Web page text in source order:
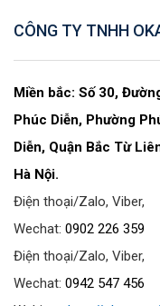
CÔNG TY TNHH
Miền bắc: Số 30,
Phúc Diễn, Phường
Diễn, Quận Bắc Từ
Hà Nội.
Điện thoại/Zalo, Viber,
Wechat: 0902 226 359
Điện thoại/Zalo, Viber,
Wechat: 0942 547 456